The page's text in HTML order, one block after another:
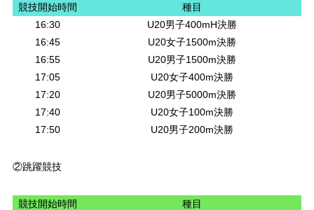
競技開始時間
種目
16:30
U20男子400mH決勝
16:45
U20女子1500m決勝
16:55
U20男子1500m決勝
17:05
U20女子400m決勝
17:20
U20男子5000m決勝
17:40
U20女子100m決勝
17:50
U20男子200m決勝
②跳躍競技
競技開始時間
種目